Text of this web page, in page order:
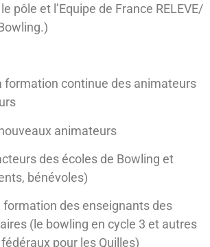
pôle et l’Equipe de France RELEVE/
formation continue des animateurs
animateurs
des écoles de Bowling et
bénévoles)
formation des enseignants des
(le bowling en cycle 3 et autres
pour les Quilles)